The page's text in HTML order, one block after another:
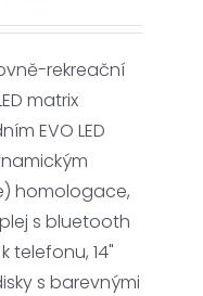
rekreační
matrix
EVO LED
homologace,
s bluetooth
telefonu, 14"
s barevnými